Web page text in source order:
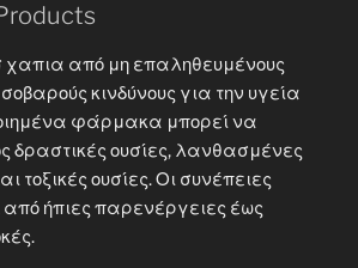
από μη επαληθευμένους
κινδύνους για την υγεία
φάρμακα μπορεί να
δραστικές ουσίες, λανθασμένες
τοξικές ουσίες. Οι συνέπειες
από ήπιες παρενέργειες έως